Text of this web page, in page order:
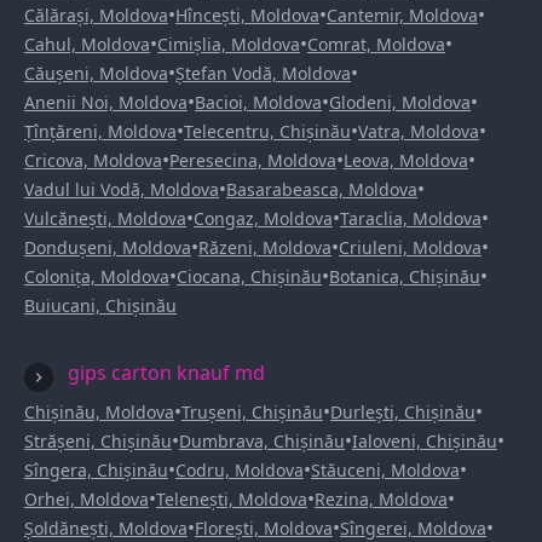
Călărași, Moldova•Hîncești, Moldova•Cantemir, Moldova•
Cahul, Moldova•Cimișlia, Moldova•Comrat, Moldova•
Căușeni, Moldova•Ștefan Vodă, Moldova•
Anenii Noi, Moldova•Bacioi, Moldova•Glodeni, Moldova•
Țînțăreni, Moldova•Telecentru, Chișinău•Vatra, Moldova•
Cricova, Moldova•Peresecina, Moldova•Leova, Moldova•
Vadul lui Vodă, Moldova•Basarabeasca, Moldova•
Vulcănești, Moldova•Congaz, Moldova•Taraclia, Moldova•
Dondușeni, Moldova•Răzeni, Moldova•Criuleni, Moldova•
Colonița, Moldova•Ciocana, Chișinău•Botanica, Chișinău•
Buiucani, Chișinău
gips carton knauf md
Chișinău, Moldova•Trușeni, Chișinău•Durlești, Chișinău•
Strășeni, Chișinău•Dumbrava, Chișinău•Ialoveni, Chișinău•
Sîngera, Chișinău•Codru, Moldova•Stăuceni, Moldova•
Orhei, Moldova•Telenești, Moldova•Rezina, Moldova•
Șoldănești, Moldova•Florești, Moldova•Sîngerei, Moldova•